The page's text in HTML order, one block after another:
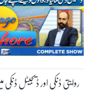
روایتی ڈنکی اور ڈیجیٹل